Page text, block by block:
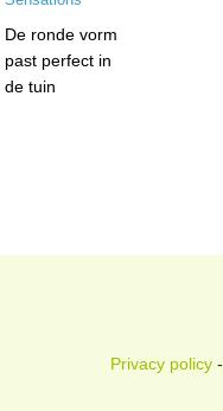
De ronde vorm
past perfect in
de tuin
Privacy policy-